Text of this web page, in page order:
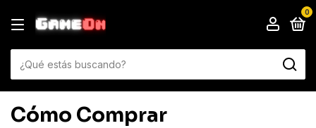
0
Cómo Comprar